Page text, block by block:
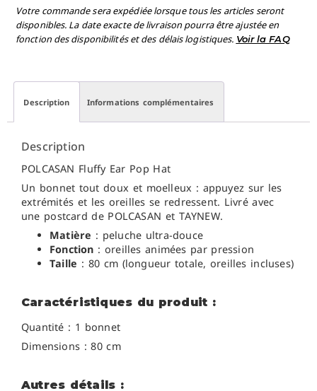
Votre commande sera expédiée lorsque tous les articles seront
disponibles. La date exacte de livraison pourra être ajustée en
fonction des disponibilités et des délais logistiques. Voir la FAQ
Description Informations complémentaires
Description
POLCASAN Fluffy Ear Pop Hat
Un bonnet tout doux et moelleux : appuyez sur les
extrémités et les oreilles se redressent. Livré avec
une postcard de POLCASAN et TAYNEW.
Matière : peluche ultra-douce
Fonction : oreilles animées par pression
Taille : 80 cm (longueur totale, oreilles incluses)
Caractéristiques du produit :
Quantité : 1 bonnet
Dimensions : 80 cm
Autres détails :